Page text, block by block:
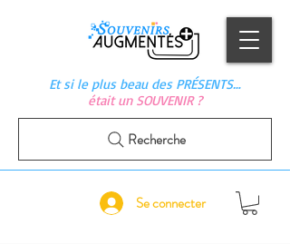
Et si le plus beau des PRÉSENTS…
était un SOUVENIR ?
Se connecter
Recherche